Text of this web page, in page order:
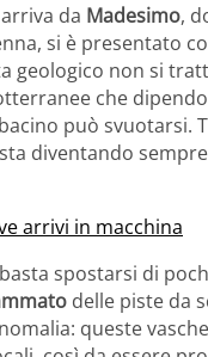
da Madesimo,
si è presentato
geologico non si
che
può svuotarsi.
diventando
arrivi in macchina
spostarsi di
delle piste da
queste